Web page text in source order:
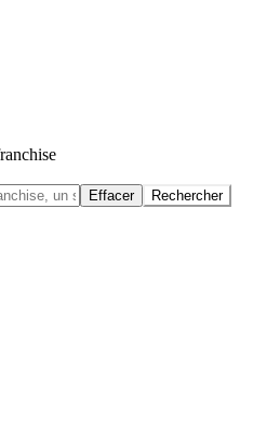
Effacer Rechercher